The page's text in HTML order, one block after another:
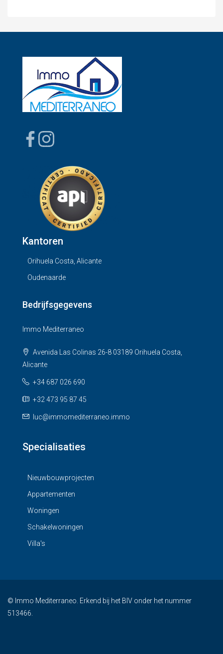
Kantoren
Orihuela Costa, Alicante
Oudenaarde
Bedrijfsgegevens
Immo Mediterraneo
Avenida Las Colinas 26-8 03189 Orihuela Costa,
Alicante
+34 687 026 690
+32 473 95 87 45
luc@immomediterraneo.immo
Specialisaties
Nieuwbouwprojecten
Appartementen
Woningen
Schakelwoningen
Villa's
© Immo Mediterraneo. Erkend bij het BIV onder het nummer
513466.